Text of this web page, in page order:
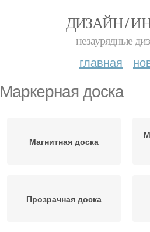
ДИЗАЙН /
незаурядные
главная
Маркерная доска
Магнитная доска
Прозрачная доска